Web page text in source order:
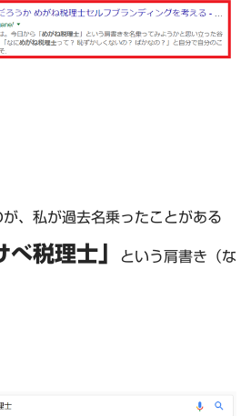
、私が過去名乗ったことがある
べ税理士」 という肩書き（な